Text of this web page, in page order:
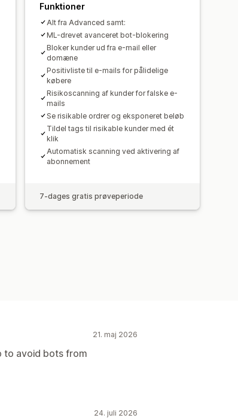
Funktioner
Alt fra Advanced samt:
ML-drevet avanceret bot-blokering
Bloker kunder ud fra e-mail eller
domæne
Positivliste til e-mails for pålidelige
købere
Risikoscanning af kunder for falske e-
mails
Se risikable ordrer og eksponeret beløb
Tildel tags til risikable kunder med ét
klik
Automatisk scanning ved aktivering af
abonnement
7-dages gratis prøveperiode
21. maj 2026
to avoid bots from
24. juli 2026